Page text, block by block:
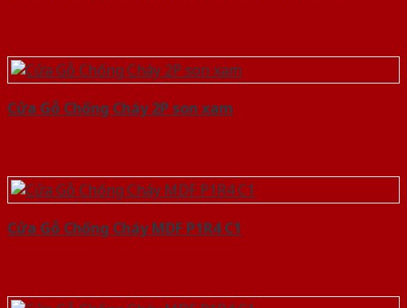
Cửa Gỗ Chống Cháy 2P son xam
Cửa Gỗ Chống Cháy MDF P1R4 C1